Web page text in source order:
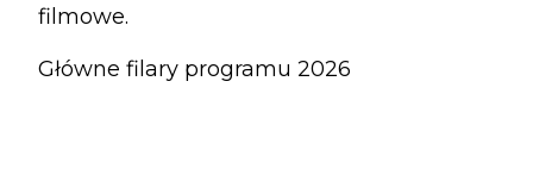
filmowe.
Główne filary programu 2026